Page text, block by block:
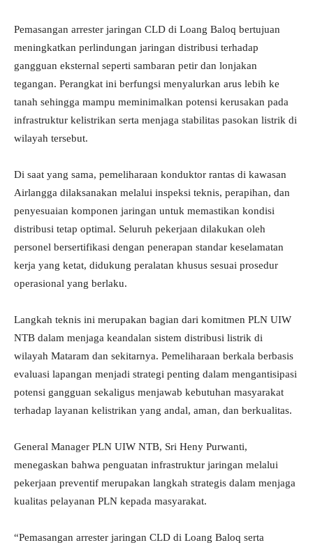
Pemasangan arrester jaringan CLD di Loang Baloq bertujuan
meningkatkan perlindungan jaringan distribusi terhadap
gangguan eksternal seperti sambaran petir dan lonjakan
tegangan. Perangkat ini berfungsi menyalurkan arus lebih ke
tanah sehingga mampu meminimalkan potensi kerusakan pada
infrastruktur kelistrikan serta menjaga stabilitas pasokan listrik di
wilayah tersebut.
Di saat yang sama, pemeliharaan konduktor rantas di kawasan
Airlangga dilaksanakan melalui inspeksi teknis, perapihan, dan
penyesuaian komponen jaringan untuk memastikan kondisi
distribusi tetap optimal. Seluruh pekerjaan dilakukan oleh
personel bersertifikasi dengan penerapan standar keselamatan
kerja yang ketat, didukung peralatan khusus sesuai prosedur
operasional yang berlaku.
Langkah teknis ini merupakan bagian dari komitmen PLN UIW
NTB dalam menjaga keandalan sistem distribusi listrik di
wilayah Mataram dan sekitarnya. Pemeliharaan berkala berbasis
evaluasi lapangan menjadi strategi penting dalam mengantisipasi
potensi gangguan sekaligus menjawab kebutuhan masyarakat
terhadap layanan kelistrikan yang andal, aman, dan berkualitas.
General Manager PLN UIW NTB, Sri Heny Purwanti,
menegaskan bahwa penguatan infrastruktur jaringan melalui
pekerjaan preventif merupakan langkah strategis dalam menjaga
kualitas pelayanan PLN kepada masyarakat.
“Pemasangan arrester jaringan CLD di Loang Baloq serta